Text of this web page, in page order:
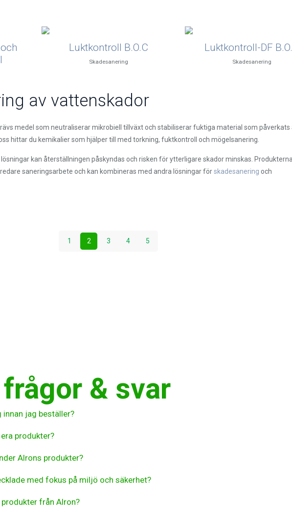
Luktkontroll B.O.C
Skadesanering
Luktkontroll-DF
Skadesanering
av vattenskador
medel som neutraliserar mikrobiell tillväxt och stabiliserar fuktiga material som påverkats
hittar du kemikalier som hjälper till med torkning, fuktkontroll och mögelsanering.
kan återställningen påskyndas och risken för ytterligare skador minskas.
saneringsarbete och kan kombineras med andra lösningar förskadesanering och
för trygg återställning
1 2 3 4 5
& svar
innan jag beställer?
produkter?
Alrons produkter?
med fokus på miljö och säkerhet?
från Alron?